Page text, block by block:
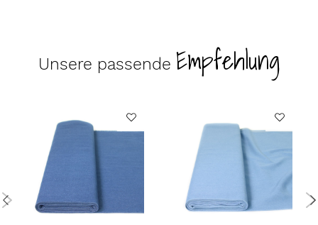
Unsere passende Empfehlung